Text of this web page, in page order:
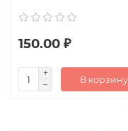
150.00 ₽
В корзину